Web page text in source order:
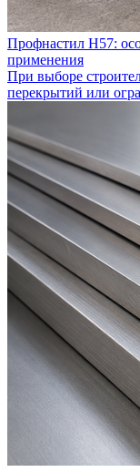
Профнастил Н57:
применения
При выборе
перекрытий или